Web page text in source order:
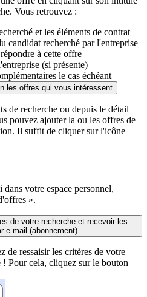
Vous retrouvez :
et les éléments de contrat
candidat recherché par l'entreprise
à cette offre
(si présente)
le cas échéant
les offres qui vous intéressent
de recherche ou depuis le détail
pouvez ajouter la ou les offres de
Il suffit de cliquer sur l'icône
votre espace personnel,
».
de votre recherche et recevoir les
e-mail (abonnement)
de ressaisir les critères de votre
! Pour cela, cliquez sur le bouton